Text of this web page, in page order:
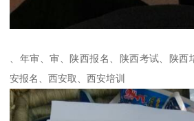
、年审、审、陕西报名、陕西考试、陕
安报名、西安取、西安培训